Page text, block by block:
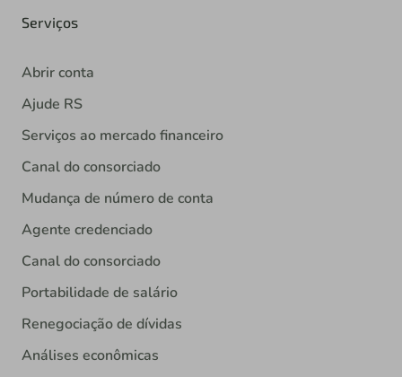
Serviços
Abrir conta
Ajude RS
Serviços ao mercado financeiro
Canal do consorciado
Mudança de número de conta
Agente credenciado
Canal do consorciado
Portabilidade de salário
Renegociação de dívidas
Análises econômicas